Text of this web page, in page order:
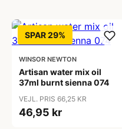
SPAR 29%
WINSOR NEWTON
Artisan water mix oil
37ml burnt sienna 074
VEJL. PRIS 66,25 KR
46,95 kr